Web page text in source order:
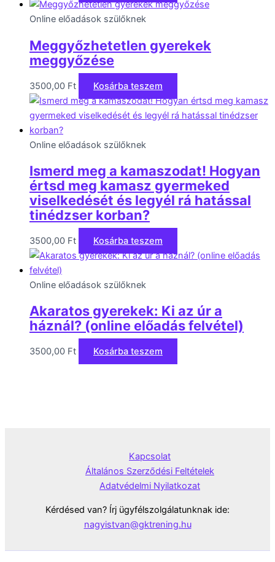
Online előadások szülőknek
Meggyőzhetetlen gyerekek
meggyőzése
3500,00 Ft Kosárba teszem
Online előadások szülőknek
Ismerd meg a kamaszodat! Hogyan
értsd meg kamasz gyermeked
viselkedését és legyél rá hatással
tinédzser korban?
3500,00 Ft Kosárba teszem
Online előadások szülőknek
Akaratos gyerekek: Ki az úr a
háznál? (online előadás felvétel)
3500,00 Ft Kosárba teszem
Kapcsolat
Általános Szerződési Feltételek
Adatvédelmi Nyilatkozat
Kérdésed van? Írj ügyfélszolgálatunknak ide:
nagyistvan@gktrening.hu